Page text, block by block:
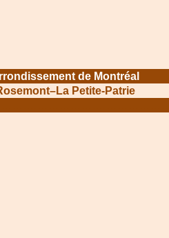
de Montréal
Petite-Patrie